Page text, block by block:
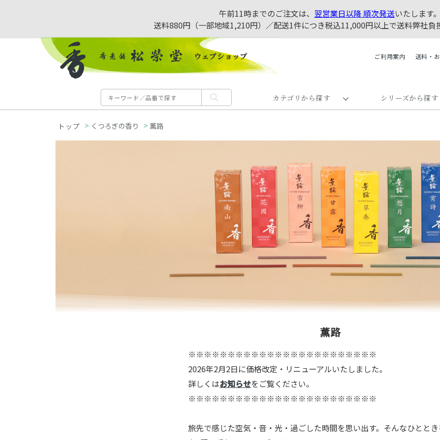
午前11時までのご注文は、 翌営業日以降 順次発送いたします
送料880円（一部地域1,210円）／配送1件につき税込11,000円以上で送料弊社
ご利用案内 送料・
カテゴリから探す シリーズから探す
> くつろぎの香り > 薫路
薫路
※※※※※※※※※※※※※※※※※※※※※※※※
2026年2月2日に価格改定・リニューアルいたしました。
詳しくはお知らせをご覧ください。
※※※※※※※※※※※※※※※※※※※※※※※※
旅先で感じた空気・音・光・過ごした時間を思い出す。そんなひとと